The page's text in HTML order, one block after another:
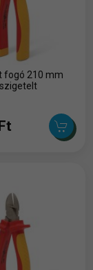
fogó 210 mm